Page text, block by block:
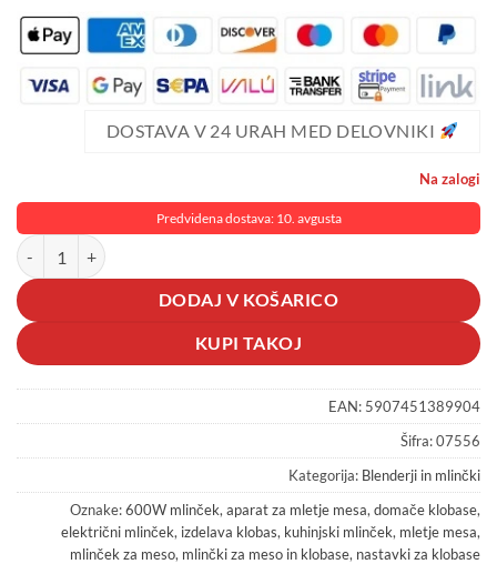
DOSTAVA V 24 URAH MED DELOVNIKI
Na zalogi
Predvidena dostava: 10. avgusta
600W električni mlinček za mleto meso in klobase set nastavkov
DODAJ V KOŠARICO
KUPI TAKOJ
EAN: 5907451389904
Šifra:07556
Kategorija: Blenderji in mlinčki
Oznake:600W mlinček, aparat za mletje mesa, domače klobase,
električni mlinček, izdelava klobas, kuhinjski mlinček, mletje mesa,
mlinček za meso, mlinčki za meso in klobase, nastavki za klobase